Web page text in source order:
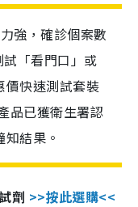
強，確診個案數
「看門口」或
價快速測試套裝
品已獲衛生署認
結果。
劑 >>按此選購<<